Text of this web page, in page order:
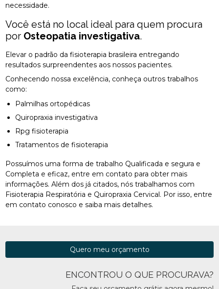
necessidade.
Você está no local ideal para quem procura
por Osteopatia investigativa.
Elevar o padrão da fisioterapia brasileira entregando
resultados surpreendentes aos nossos pacientes.
Conhecendo nossa excelência, conheça outros trabalhos
como:
Palmilhas ortopédicas
Quiropraxia investigativa
Rpg fisioterapia
Tratamentos de fisioterapia
Possuímos uma forma de trabalho Qualificada e segura e
Completa e eficaz, entre em contato para obter mais
informações. Além dos já citados, nós trabalhamos com
Fisioterapia Respiratória e Quiropraxia Cervical. Por isso, entre
em contato conosco e saiba mais detalhes.
ENCONTROU O QUE PROCURAVA?
Quero meu orçamento